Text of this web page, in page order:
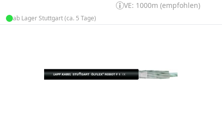
VE: 1000m (empfohlen)
ab Lager Stuttgart (ca. 5 Tage)